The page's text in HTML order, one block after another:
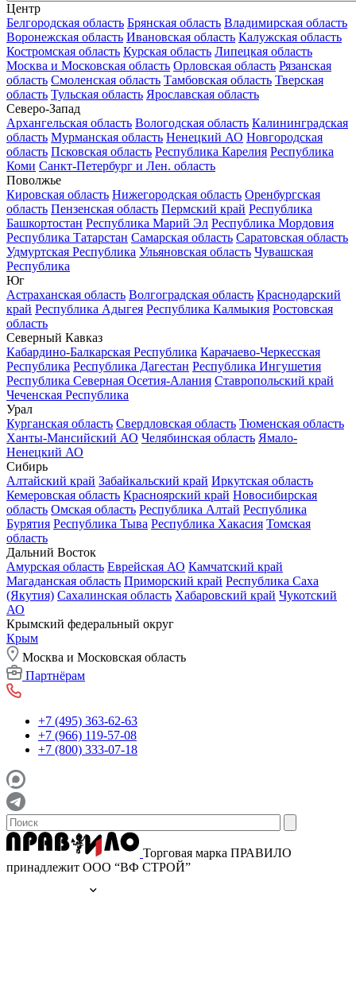
Центр
Белгородская область Брянская область Владимирская область
Воронежская область Ивановская область Калужская область
Костромская область Курская область Липецкая область
Москва и Московская область Орловская область Рязанская
область Смоленская область Тамбовская область Тверская
область Тульская область Ярославская область
Северо-Запад
Архангельская область Вологодская область Калининградская
область Мурманская область Ненецкий АО Новгородская
область Псковская область Республика Карелия Республика
Коми Санкт-Петербург и Лен. область
Поволжье
Кировская область Нижегородская область Оренбургская
область Пензенская область Пермский край Республика
Башкортостан Республика Марий Эл Республика Мордовия
Республика Татарстан Самарская область Саратовская область
Удмуртская Республика Ульяновская область Чувашская
Республика
Юг
Астраханская область Волгоградская область Краснодарский
край Республика Адыгея Республика Калмыкия Ростовская
область
Северный Кавказ
Кабардино-Балкарская Республика Карачаево-Черкесская
Республика Республика Дагестан Республика Ингушетия
Республика Северная Осетия-Алания Ставропольский край
Чеченская Республика
Урал
Курганская область Свердловская область Тюменская область
Ханты-Мансийский АО Челябинская область Ямало-
Ненецкий АО
Сибирь
Алтайский край Забайкальский край Иркутская область
Кемеровская область Красноярский край Новосибирская
область Омская область Республика Алтай Республика
Бурятия Республика Тыва Республика Хакасия Томская
область
Дальний Восток
Амурская область Еврейская АО Камчатский край
Магаданская область Приморский край Республика Саха
(Якутия) Сахалинская область Хабаровский край Чукотский
АО
Крымский федеральный округ
Крым
Москва и Московская область
Партнёрам
+7 (495) 363-62-63
+7 (966) 119-57-08
+7 (800) 333-07-18
Торговая марка ПРАВИЛО
принадлежит ООО “ВФ СТРОЙ”